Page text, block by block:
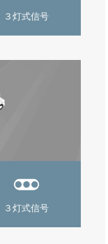
３灯式信号
３灯式信号